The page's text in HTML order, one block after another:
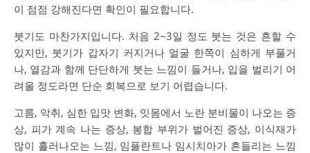
이 점점 강해진다면 확인이 필요합니다.
붓기도 마찬가지입니다. 처음 2~3일 정도 붓는 것은 흔할 수
있지만, 붓기가 갑자기 커지거나 얼굴 한쪽이 심하게 부풀거
나, 열감과 함께 단단하게 붓는 느낌이 들거나, 입을 벌리기 어
려울 정도라면 단순 회복으로 보기 어렵습니다.
고름, 악취, 심한 입맛 변화, 잇몸에서 노란 분비물이 나오는 증
상, 피가 계속 나는 증상, 봉합 부위가 벌어진 증상, 이식재가
많이 흘러나오는 느낌, 임플란트나 임시치아가 흔들리는 느낌